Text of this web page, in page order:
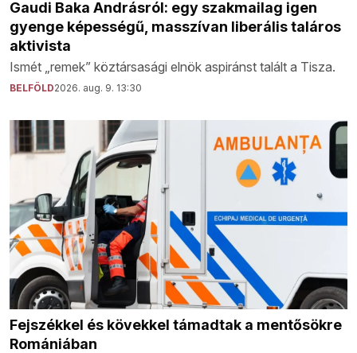
Gaudi Baka Andrásról: egy szakmailag igen
gyenge képességű, masszívan liberális taláros
aktivista
Ismét „remek” köztársasági elnök aspiránst talált a Tisza.
BELFÖLD2026. aug. 9. 13:30
Fejszékkel és kövekkel támadtak a mentősökre
Romániában